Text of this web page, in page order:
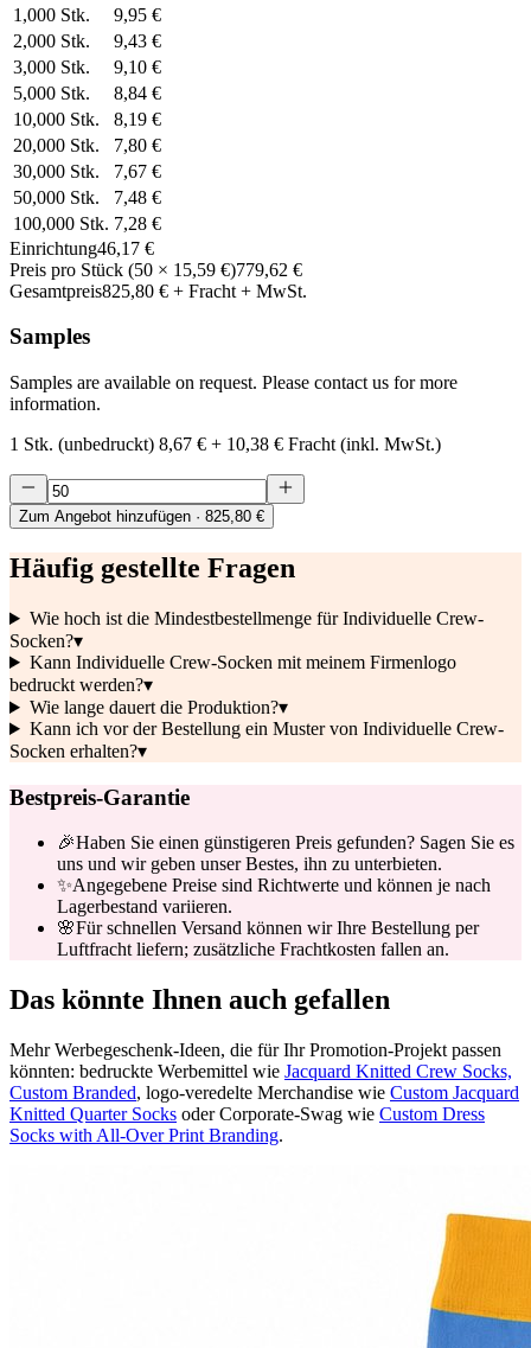
1,000 Stk.
9,95 €
2,000 Stk.
9,43 €
3,000 Stk.
9,10 €
5,000 Stk.
8,84 €
10,000 Stk.
8,19 €
20,000 Stk.
7,80 €
30,000 Stk.
7,67 €
50,000 Stk.
7,48 €
100,000 Stk. 7,28 €
Einrichtung46,17 €
Preis pro Stück (50 × 15,59 €)779,62 €
Gesamtpreis825,80 € + Fracht + MwSt.
Samples
Samples are available on request. Please contact us for more
information.
1 Stk. (unbedruckt) 8,67 € + 10,38 € Fracht (inkl. MwSt.)
Zum Angebot hinzufügen · 825,80 €
Häufig gestellte Fragen
Wie hoch ist die Mindestbestellmenge für Individuelle Crew-
Socken?▾
Kann Individuelle Crew-Socken mit meinem Firmenlogo
bedruckt werden?▾
Wie lange dauert die Produktion?▾
Kann ich vor der Bestellung ein Muster von Individuelle Crew-
Socken erhalten?▾
Bestpreis-Garantie
🎉Haben Sie einen günstigeren Preis gefunden? Sagen Sie es
uns und wir geben unser Bestes, ihn zu unterbieten.
✨Angegebene Preise sind Richtwerte und können je nach
Lagerbestand variieren.
🌸Für schnellen Versand können wir Ihre Bestellung per
Luftfracht liefern; zusätzliche Frachtkosten fallen an.
Das könnte Ihnen auch gefallen
Mehr Werbegeschenk-Ideen, die für Ihr Promotion-Projekt passen
könnten: bedruckte Werbemittel wie Jacquard Knitted Crew Socks,
Custom Branded, logo-veredelte Merchandise wie Custom Jacquard
Knitted Quarter Socks oder Corporate-Swag wie Custom Dress
Socks with All-Over Print Branding.